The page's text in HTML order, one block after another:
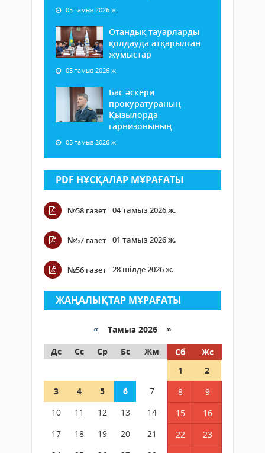
05 тамыз 2026 ж.
Отандық тауарларды
қолдауда атқарылған
жұмыстар
05 тамыз 2026 ж.
Бас әскери
прокуратураның
Қызылорда
гарнизонының
05 тамыз 2026 ж.
PDF НҰСҚАЛАР МҰРАҒАТЫ
№58 газет 04 тамыз 2026 ж.
№57 газет 01 тамыз 2026 ж.
№56 газет 28 шілде 2026 ж.
ЖАҢАЛЫҚТАР МҰРАҒАТЫ
« Тамыз 2026 »
Дс
Сс Ср Бс Жм Сб
Жс
1
2
3
4 5 6 7 8
9
10
11 12 13 14 15
16
17
18 19 20 21 22
23